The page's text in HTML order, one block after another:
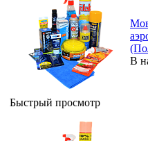
Быстрый просмотр
В